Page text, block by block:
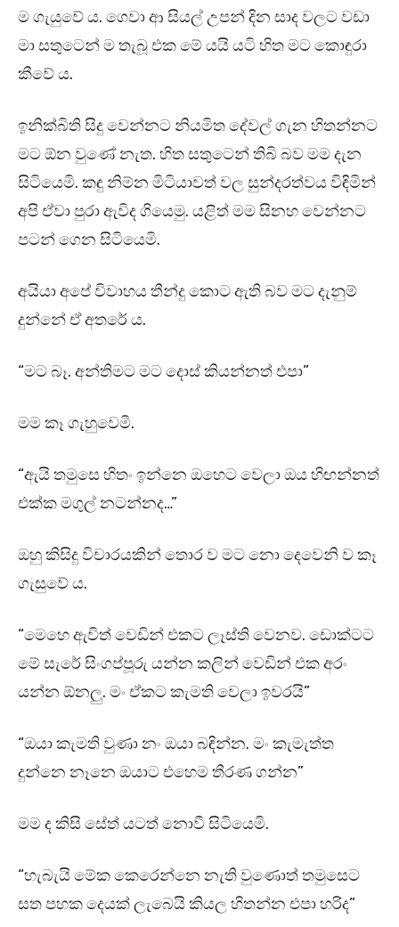
ම ගැයුවේ ය. ගෙවා ආ සියල් උපන් දින සාද වලට වඩා
මා සතුටෙන් ම තැබූ එක මේ යයි යටි හිත මට කොඳුරා
කීවේ ය.
ඉනික්බිති සිදු වෙන්නට නියමිත දේවල් ගැන හිතන්නට
මට ඕන වුණේ නැත. හිත සතුටෙන් තිබි බව මම දැන
සිටියෙමි. කඳු නිම්න මිටියාවත් වල සුන්දරත්වය විඳිමින්
අපි ඒවා පුරා ඇවිද ගියෙමු. යළිත් මම සිනහ වෙන්නට
පටන් ගෙන සිටියෙමි.
අයියා අපේ විවාහය තීන්දු කොට ඇති බව මට දැනුම්
දුන්නේ ඒ අතරේ ය.
“මට බෑ. අන්තිමට මට දොස් කියන්නත් එපා”
මම කෑ ගැහුවෙමි.
“ඇයි තමුසෙ හිතං ඉන්නෙ ඔහෙට වෙලා ඔය හිඟන්නත්
එක්ක මගුල් නටන්නද…”
ඔහු කිසිදු විචාරයකින් තොර ව මට නො දෙවෙනි ව කෑ
ගැසුවේ ය.
“මෙහෙ ඇවිත් වෙඩින් එකට ලෑස්ති වෙනව. ඩොක්ටට
මේ සැරේ සිංගප්පූරු යන්න කලින් වෙඩින් එක අරං
යන්න ඕනලු. මං ඒකට කැමති වෙලා ඉවරයි”
“ඔයා කැමති වුණා නං ඔයා බඳින්න. මං කැමැත්ත
දුන්නෙ නෑනෙ ඔයාට එහෙම තීරණ ගන්න”
මම ද කිසි සේත් යටත් නොවී සිටියෙමි.
“හැබැයි මේක කෙරෙන්නෙ නැති වුණොත් තමුසෙට
සත පහක දෙයක් ලැබෙයි කියල හිතන්න එපා හරිද”